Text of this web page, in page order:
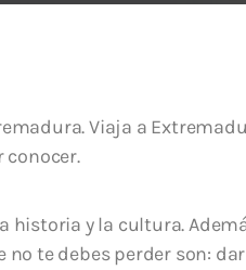
Viaja a
conocer.
historia y la cultura.
te debes perder son: